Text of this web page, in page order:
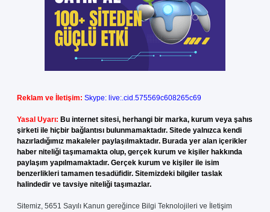
Reklam ve İletişim: Skype: live:.cid.575569c608265c69
Yasal Uyarı: Bu internet sitesi, herhangi bir marka, kurum veya şahıs
şirketi ile hiçbir bağlantısı bulunmamaktadır. Sitede yalnızca kendi
hazırladığımız makaleler paylaşılmaktadır. Burada yer alan içerikler
haber niteliği taşımamakta olup, gerçek kurum ve kişiler hakkında
paylaşım yapılmamaktadır. Gerçek kurum ve kişiler ile isim
benzerlikleri tamamen tesadüfidir. Sitemizdeki bilgiler taslak
halindedir ve tavsiye niteliği taşımazlar.
Sitemiz, 5651 Sayılı Kanun gereğince Bilgi Teknolojileri ve İletişim